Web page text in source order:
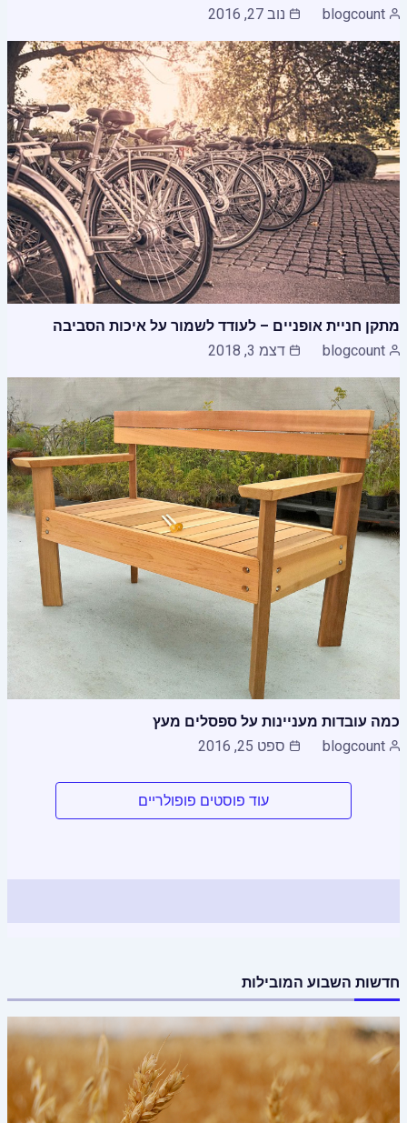
blogcount נוב 27, 2016
מתקן חניית אופניים – לעודד לשמור על איכות הסביבה
blogcount
דצמ 3, 2018
כמה עובדות מעניינות על ספסלים מעץ
blogcount
ספט 25, 2016
עוד פוסטים פופולריים
חדשות השבוע המובילות